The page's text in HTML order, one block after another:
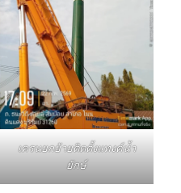
เครนยกย้ายติดตั้งแทงค์น้ำ
ยักษ์